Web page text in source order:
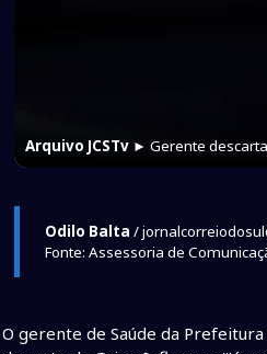
Arquivo JCSTv ► Gerente
Odilo Balta /
Fonte: Assessoria de
O gerente de Saúde da